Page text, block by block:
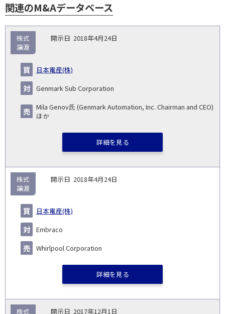
関連のM&Aデータベース
示
い
企
業・
事業
▽
2018年4月24日
日本電産(株)
Genmark Sub Corporation
Mila Genov氏 (Genmark Automation, Inc. Chairman and CEO)
ほか
株式
譲渡
詳細を見る
2018年4月24日
日本電産(株)
Embraco
Whirlpool Corporation
株式
譲渡
詳細を見る
2017年12月1日
株式